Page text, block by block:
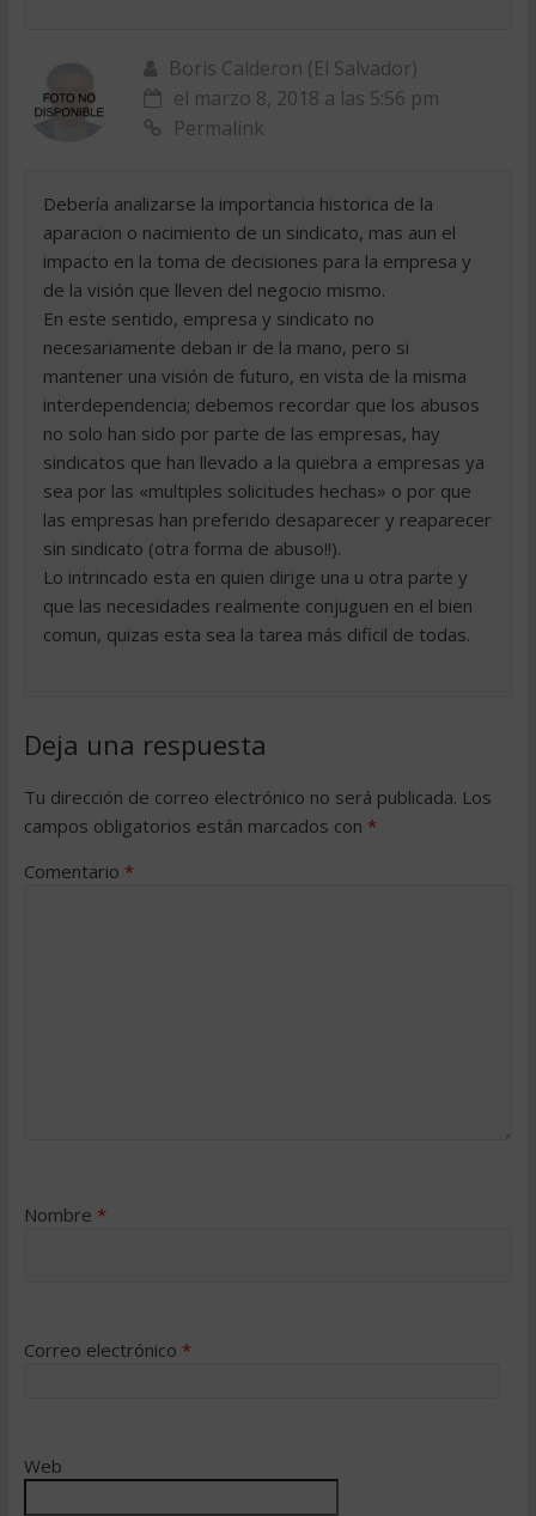
Boris Calderon (El Salvador)
el marzo 8, 2018 a las 5:56 pm
Permalink
Debería analizarse la importancia historica de la
aparacion o nacimiento de un sindicato, mas aun el
impacto en la toma de decisiones para la empresa y
de la visión que lleven del negocio mismo.
En este sentido, empresa y sindicato no
necesariamente deban ir de la mano, pero si
mantener una visión de futuro, en vista de la misma
interdependencia; debemos recordar que los abusos
no solo han sido por parte de las empresas, hay
sindicatos que han llevado a la quiebra a empresas ya
sea por las «multiples solicitudes hechas» o por que
las empresas han preferido desaparecer y reaparecer
sin sindicato (otra forma de abuso!!).
Lo intrincado esta en quien dirige una u otra parte y
que las necesidades realmente conjuguen en el bien
comun, quizas esta sea la tarea más dificil de todas.
Deja una respuesta
Tu dirección de correo electrónico no será publicada. Los
campos obligatorios están marcados con *
Comentario *
Nombre *
Correo electrónico *
Web